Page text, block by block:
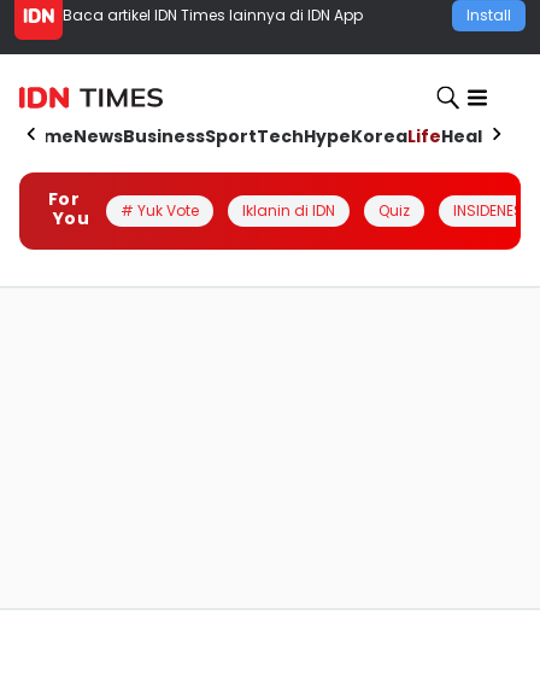
Baca artikel IDN Times lainnya di IDN App Install
HomeNewsBusinessSportTechHypeKoreaLifeHealth
For
You
# Yuk Vote Iklanin di IDN Quiz INSIDENESIA